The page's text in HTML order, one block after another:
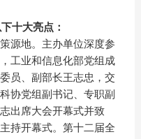
十大亮点：
源地。主办单位深度参
工业和信息化部党组成
员、副部长王志忠，交
协党组副书记、专职副
出席大会开幕式并致
持开幕式。第十二届全